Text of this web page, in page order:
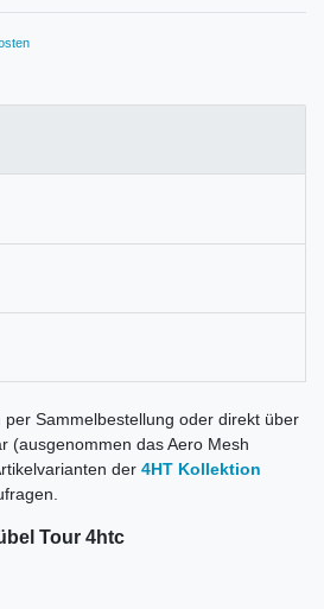
per Sammelbestellung oder direkt über
(ausgenommen das Aero Mesh
der 4HT Kollektion
Tour 4htc